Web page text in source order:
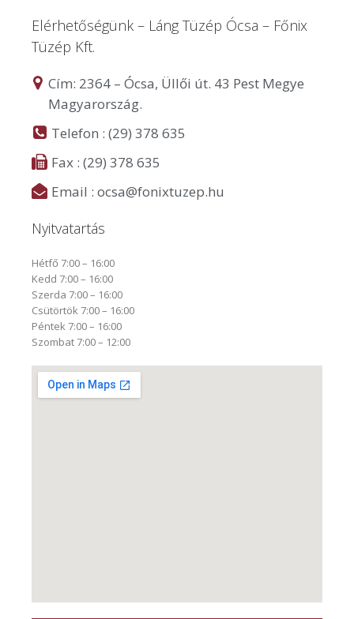
Elérhetőségünk – Láng Tüzép Ócsa – Főnix
Tüzép Kft.
Cím: 2364 – Ócsa, Üllői út. 43 Pest Megye
Magyarország.
Telefon : (29) 378 635
Fax : (29) 378 635
Email : ocsa@fonixtuzep.hu
Nyitvatartás
Hétfő 7:00 – 16:00
Kedd 7:00 – 16:00
Szerda 7:00 – 16:00
Csütörtök 7:00 – 16:00
Péntek 7:00 – 16:00
Szombat 7:00 – 12:00